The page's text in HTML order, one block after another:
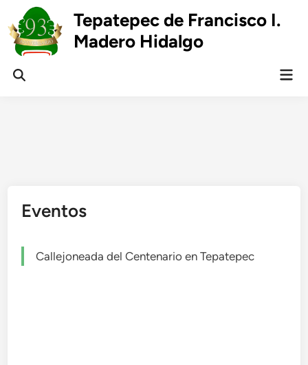
to
content
Tepatepec de Francisco I.
Madero Hidalgo
Open
Eventos
Callejoneada del Centenario en Tepatepec